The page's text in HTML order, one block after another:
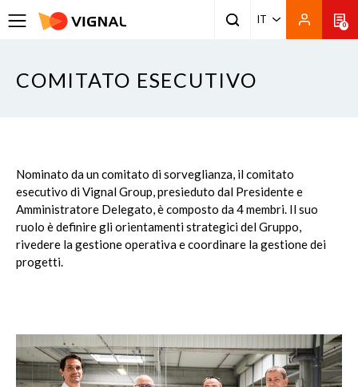
IT 0
COMITATO ESECUTIVO
Nominato da un comitato di sorveglianza, il comitato
esecutivo di Vignal Group, presieduto dal Presidente e
Amministratore Delegato, è composto da 4 membri. Il suo
ruolo è definire gli orientamenti strategici del Gruppo,
rivedere la gestione operativa e coordinare la gestione dei
progetti.